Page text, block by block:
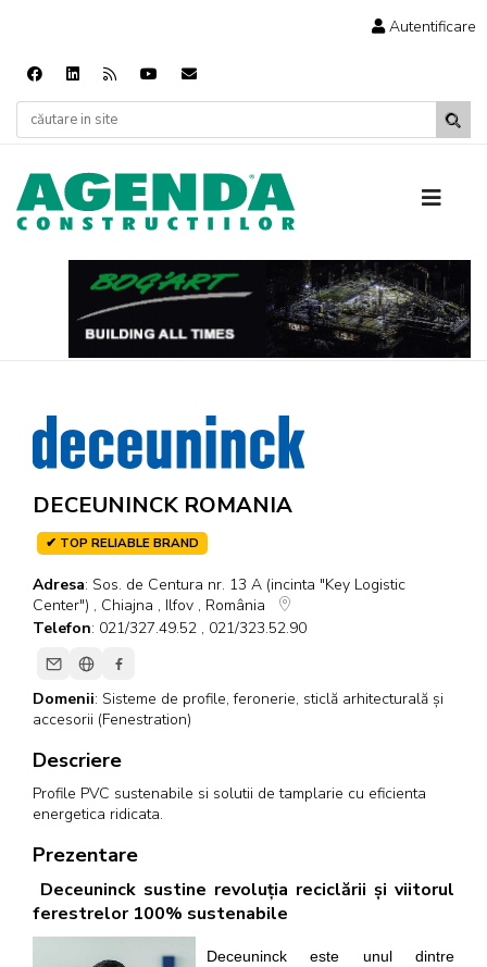
Autentificare
DECEUNINCK ROMANIA
✔ TOP RELIABLE BRAND
Adresa: Sos. de Centura nr. 13 A (incinta "Key Logistic
Center") , Chiajna , Ilfov , România
Telefon: 021/327.49.52 , 021/323.52.90
Domenii: Sisteme de profile, feronerie, sticlă arhitecturală și
accesorii (Fenestration)
Descriere
Profile PVC sustenabile si solutii de tamplarie cu eficienta
energetica ridicata.
Prezentare
Deceuninck sustine revoluția reciclării și viitorul
ferestrelor 100% sustenabile
Deceuninck este unul dintre